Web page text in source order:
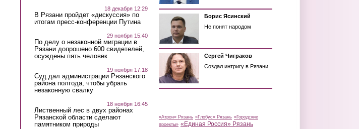
18 декабря 12:29
В Рязани пройдет «дискуссия» по
итогам пресс-конференции Путина
29 ноября 15:40
По делу о незаконной миграции в
Рязани допрошено 600 свидетелей,
осуждены пять человек
19 ноября 17:18
Суд дал администрации Рязанского
района полгода, чтобы убрать
незаконную свалку
18 ноября 16:45
Лиственный лес в двух районах
Рязанской области сделают
памятником природы
Борис Ясинский
Не понят народом
Сергей Чиграков
Создал интригу в Рязани
«Атрон» Рязань «Глобус» Рязань «Городские
проекты» «Единая Россия» Рязань